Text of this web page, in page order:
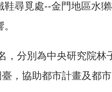
尋覓處--金門地區水
分別為中央研究院
，協助都市計畫及都市